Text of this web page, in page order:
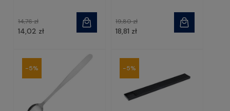
14,02 zł
14,76 zł
18,81 zł
19,80 zł
-5% -5%